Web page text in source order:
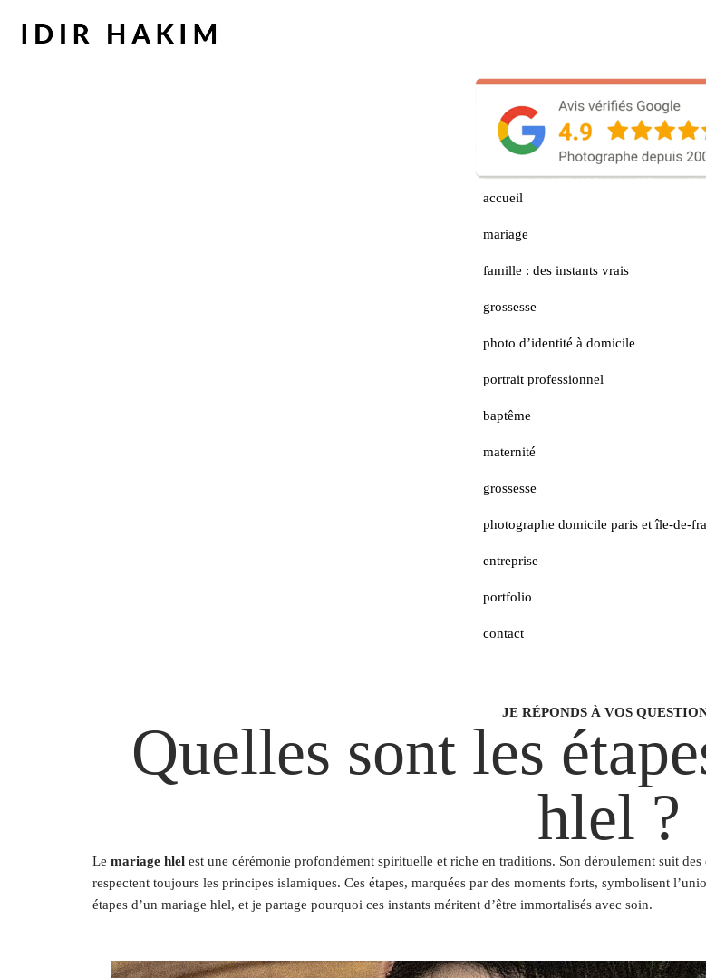
accueil
mariage
famille : des instants vrais
grossesse
photo d’identité à domicile
portrait professionnel
baptême
maternité
grossesse
photographe domicile paris et île-de-
entreprise
portfolio
contact
JE RÉPONDS À VOS
Quelles sont les
hlel ?
Le mariage hlel est une cérémonie profondément spirituelle et riche en traditions. Son déroulement suit
respectent toujours les principes islamiques. Ces étapes, marquées par des moments forts, symbolisent
étapes d’un mariage hlel, et je partage pourquoi ces instants méritent d’être immortalisés avec soin.